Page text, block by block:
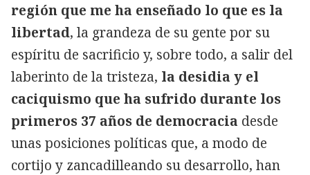
región que me ha enseñado lo que es la
libertad, la grandeza de su gente por su
espíritu de sacrificio y, sobre todo, a salir del
laberinto de la tristeza, la desidia y el
caciquismo que ha sufrido durante los
primeros 37 años de democracia desde
unas posiciones políticas que, a modo de
cortijo y zancadilleando su desarrollo, han